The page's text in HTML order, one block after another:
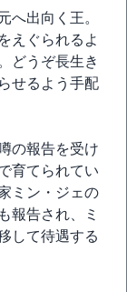
へ出向く王。
えぐられるよ
どうぞ長生き
せるよう手配
の報告を受け
育てられてい
ミン・ジェの
報告され、ミ
して待遇する